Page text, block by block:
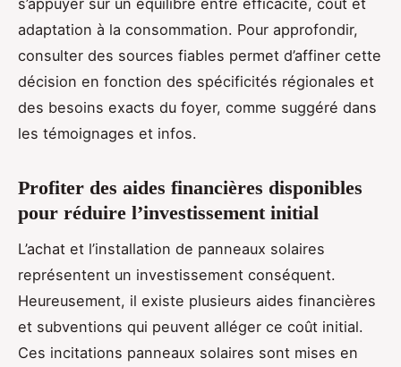
adaptation à la consommation. Pour approfondir,
consulter des sources fiables permet d’affiner cette
décision en fonction des spécificités régionales et
des besoins exacts du foyer, comme suggéré dans
les témoignages et infos.
Profiter des aides financières disponibles
pour réduire l’investissement initial
L’achat et l’installation de panneaux solaires
représentent un investissement conséquent.
Heureusement, il existe plusieurs aides financières
et subventions qui peuvent alléger ce coût initial.
Ces incitations panneaux solaires sont mises en